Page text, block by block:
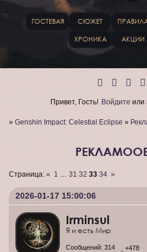
ГОСТЕВАЯ СЮЖЕТ
ХРОНИКА АКЦИИ
Привет, Гость! Войдите или
» Genshin Impact: Celestial Eclipse »
Страница: « 1 … 31 32 33 34 »
2026-01-17 15:00:06
Irminsul
Я и есть Мир
Сообщений: 314 +478